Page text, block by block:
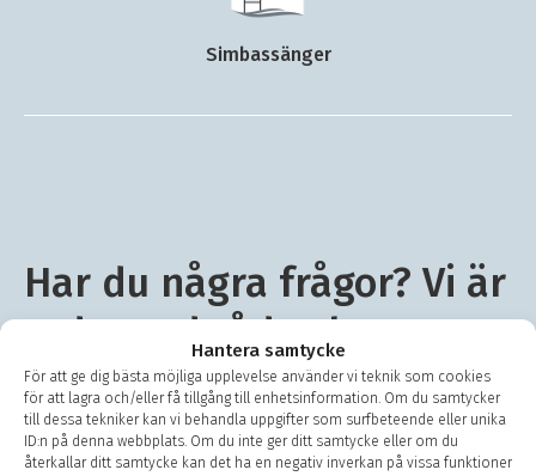
Hantera samtycke
För att ge dig bästa möjliga upplevelse använder vi teknik som cookies
för att lagra och/eller få tillgång till enhetsinformation. Om du samtycker
till dessa tekniker kan vi behandla uppgifter som surfbeteende eller unika
ID:n på denna webbplats. Om du inte ger ditt samtycke eller om du
återkallar ditt samtycke kan det ha en negativ inverkan på vissa funktioner
Simbassänger
Har du några frågor? Vi är
redo med råd och
vägledning
Använd vår chattfunktion på denna sida eller